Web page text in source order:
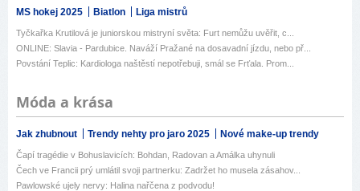
MS hokej 2025 Biatlon Liga mistrů
Tyčkařka Krutilová je juniorskou mistryní světa: Furt nemůžu uvěřit, c...
ONLINE: Slavia - Pardubice. Naváží Pražané na dosavadní jízdu, nebo př...
Povstání Teplic: Kardiologa naštěstí nepotřebuji, smál se Frťala. Prom...
Móda a krása
Jak zhubnout Trendy nehty pro jaro 2025 Nové make-up trendy
Čapí tragédie v Bohuslavicích: Bohdan, Radovan a Amálka uhynuli
Čech ve Francii prý umlátil svoji partnerku: Zadržet ho musela zásahov...
Pawlowské ujely nervy: Halina nařčena z podvodu!